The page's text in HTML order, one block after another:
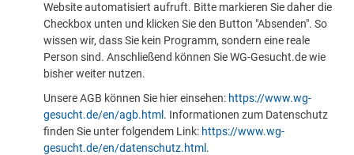
Website automatisiert aufruft. Bitte markieren Sie daher die
Checkbox unten und klicken Sie den Button "Absenden". So
wissen wir, dass Sie kein Programm, sondern eine reale
Person sind. Anschließend können Sie WG-Gesucht.de wie
bisher weiter nutzen.
Unsere AGB können Sie hier einsehen: https://www.wg-
gesucht.de/en/agb.html . Informationen zum Datenschutz
finden Sie unter folgendem Link: https://www.wg-
gesucht.de/en/datenschutz.html .